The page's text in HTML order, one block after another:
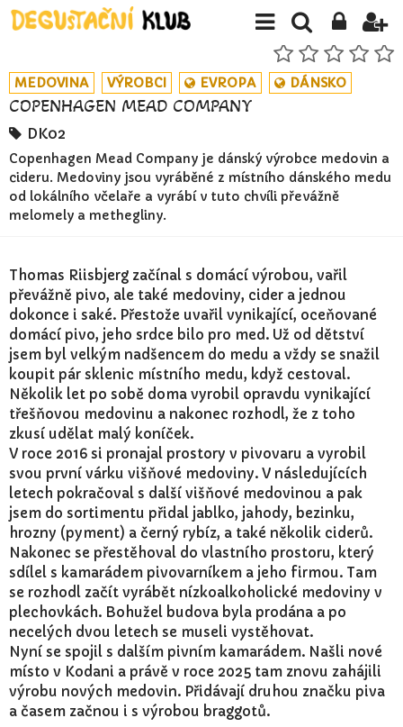
MEDOVINA VÝROBCI EVROPA DÁNSKO
COPENHAGEN MEAD COMPANY
DK02
Copenhagen Mead Company je dánský výrobce medovin a
cideru. Medoviny jsou vyráběné z místního dánského medu
od lokálního včelaře a vyrábí v tuto chvíli převážně
melomely a methegliny.
Thomas Riisbjerg začínal s domácí výrobou, vařil
převážně pivo, ale také medoviny, cider a jednou
dokonce i saké. Přestože uvařil vynikající, oceňované
domácí pivo, jeho srdce bilo pro med. Už od dětství
jsem byl velkým nadšencem do medu a vždy se snažil
koupit pár sklenic místního medu, když cestoval.
Několik let po sobě doma vyrobil opravdu vynikající
třešňovou medovinu a nakonec rozhodl, že z toho
zkusí udělat malý koníček.
V roce 2016 si pronajal prostory v pivovaru a vyrobil
svou první várku višňové medoviny. V následujících
letech pokračoval s další višňové medovinou a pak
jsem do sortimentu přidal jablko, jahody, bezinku,
hrozny (pyment) a černý rybíz, a také několik ciderů.
Nakonec se přestěhoval do vlastního prostoru, který
sdílel s kamarádem pivovarníkem a jeho firmou. Tam
se rozhodl začít vyrábět nízkoalkoholické medoviny v
plechovkách. Bohužel budova byla prodána a po
necelých dvou letech se museli vystěhovat.
Nyní se spojil s dalším pivním kamarádem. Našli nové
místo v Kodani a právě v roce 2025 tam znovu zahájili
výrobu nových medovin. Přidávají druhou značku piva
a časem začnou i s výrobou braggotů.